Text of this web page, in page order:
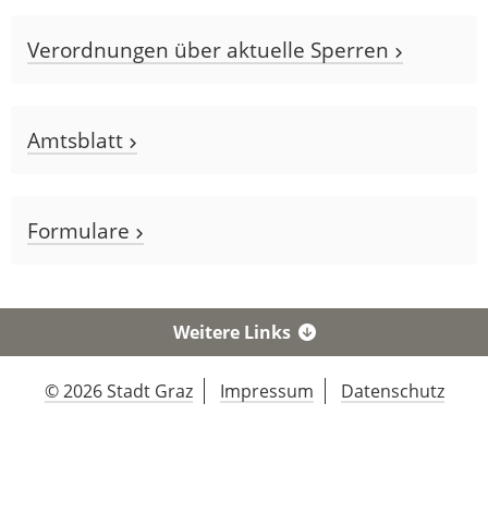
Verordnungen über aktuelle Sperren
Amtsblatt
Formulare
Weitere Links
© 2026 Stadt Graz Impressum Datenschutz